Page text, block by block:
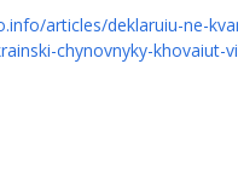
articles/deklaruiu-ne-
chynovnyky-khovaiut-